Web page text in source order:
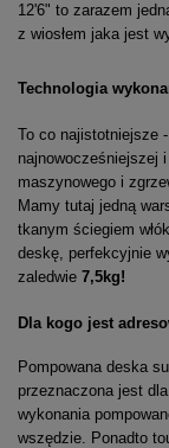
12'6" to zarazem
z wiosłem jaka jest
Technologia
To co najistotniejsze
najnowocześniejszej
maszynowego i
Mamy tutaj jedną
tkanym ściegiem
deskę, perfekcyjnie
zaledwie 7,5kg!
Dla kogo jest
Pompowana deska
przeznaczona jest
wykonania
wszędzie. Ponadto